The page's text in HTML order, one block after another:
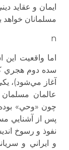
ايمان و عقايد
مسلمانان خواهد
n
اما واقعيت
سده دوم هجري
آغاز مي‌شود)،
عالمان
چون «وحي»
پس از آشنايي
نفوذ و رسوخ
و ايراني و